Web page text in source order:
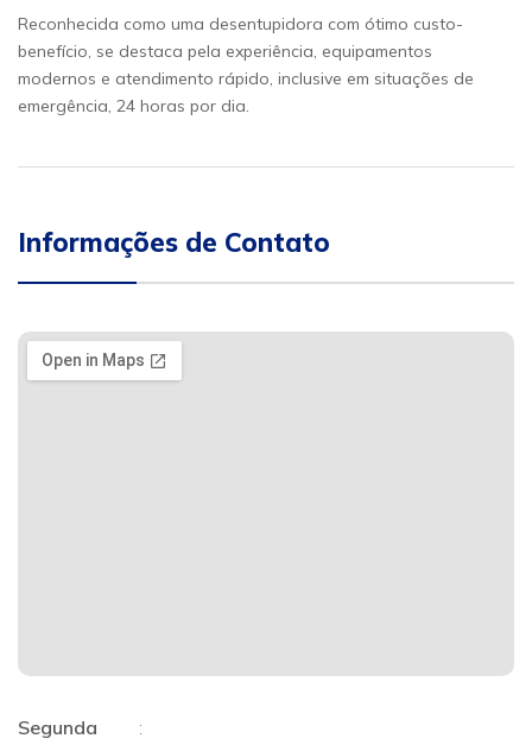
Reconhecida como uma desentupidora com ótimo custo-
benefício, se destaca pela experiência, equipamentos
modernos e atendimento rápido, inclusive em situações de
emergência, 24 horas por dia.
Informações de Contato
Segunda
: